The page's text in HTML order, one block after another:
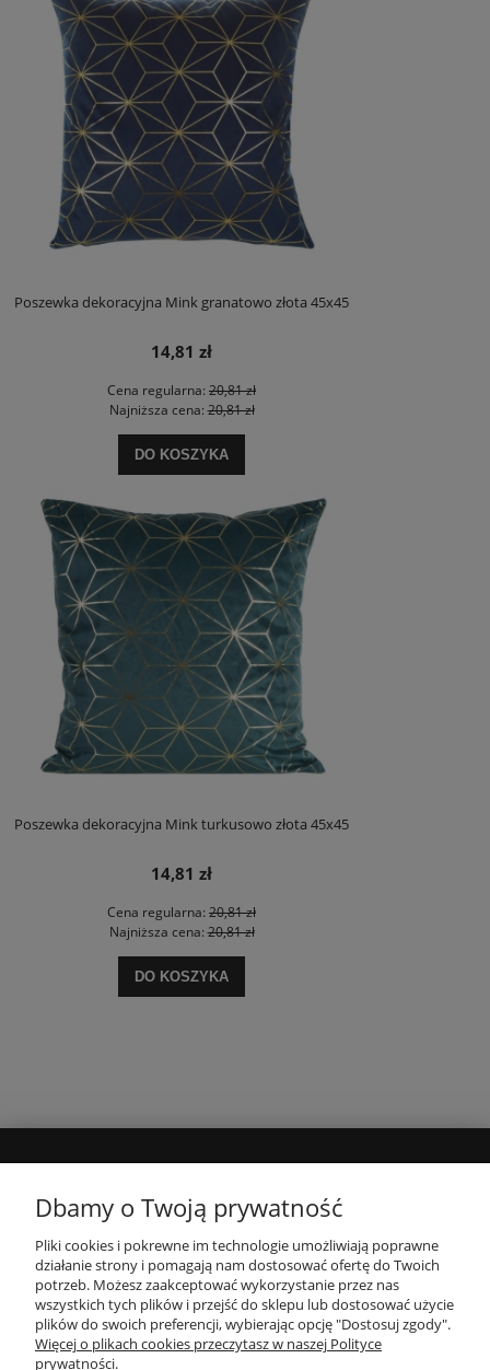
Poszewka dekoracyjna Mink granatowo złota 45x45
14,81 zł
Cena regularna: 20,81 zł
Najniższa cena:20,81 zł
DO KOSZYKA
Poszewka dekoracyjna Mink turkusowo złota 45x45
14,81 zł
Cena regularna: 20,81 zł
Najniższa cena:20,81 zł
DO KOSZYKA
INFORMACJE
PŁATNOŚCI I DOSTAWA
Dbamy o Twoją prywatność
Pliki cookies i pokrewne im technologie umożliwiają poprawne
działanie strony i pomagają nam dostosować ofertę do Twoich
potrzeb. Możesz zaakceptować wykorzystanie przez nas
wszystkich tych plików i przejść do sklepu lub dostosować użycie
plików do swoich preferencji, wybierając opcję "Dostosuj zgody".
Więcej o plikach cookies przeczytasz w naszej Polityce
prywatności.